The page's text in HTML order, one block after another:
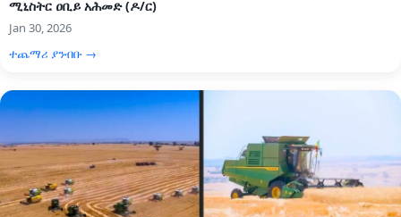
ሚኒስትር ዐቢይ አሕመድ (ዶ/ር)
Jan 30, 2026
ተጨማሪ ያንብቡ →